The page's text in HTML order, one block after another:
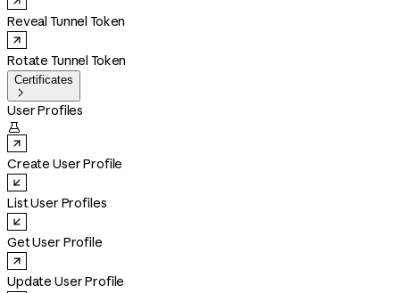
Reveal Tunnel Token
Rotate Tunnel Token
Certificates

User Profiles

Create User Profile
List User Profiles
Get User Profile
Update User Profile